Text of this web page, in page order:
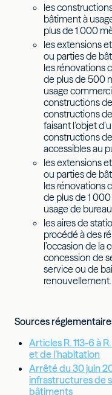
les
bâtiment à
plus de 1 000
les extensions
ou parties de
les rénovations
de plus de 500
usage
constructions
constructions
faisant l’objet
constructions
accessibles au
les extensions
ou parties de
les rénovations
de plus de 1
usage de
les aires de
procédé à des
l’occasion de la
concession de
service ou de
renouvellement.
Sources
Articles R. 113-6 à
et de l’habitation
Arrêté du 30 juin
infrastructures de
bâtiments